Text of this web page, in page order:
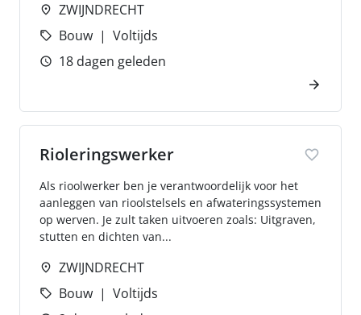
ZWIJNDRECHT
Bouw
Voltijds
18 dagen geleden
Rioleringswerker
Als rioolwerker ben je verantwoordelijk voor het
aanleggen van rioolstelsels en afwateringssystemen
op werven. Je zult taken uitvoeren zoals: Uitgraven,
stutten en dichten van...
ZWIJNDRECHT
Bouw
Voltijds